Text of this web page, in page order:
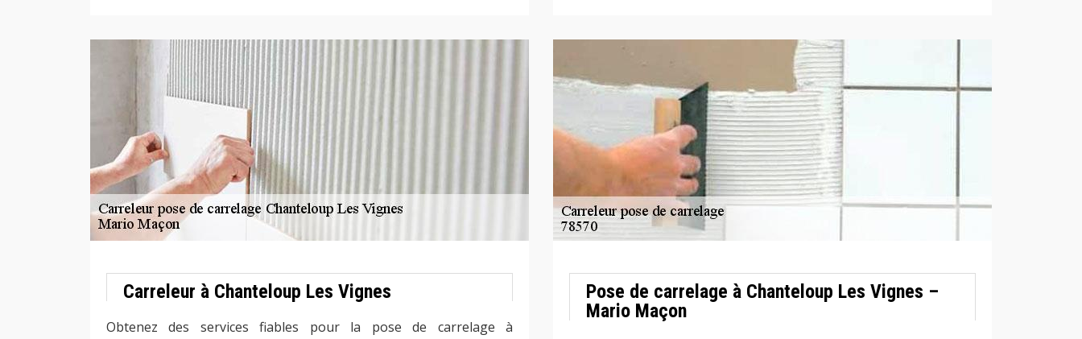
Carreleur à Chanteloup Les Vignes
Obtenez des services fiables pour la pose de carrelage à
Pose de carrelage à Chanteloup Les Vignes –
Mario Maçon